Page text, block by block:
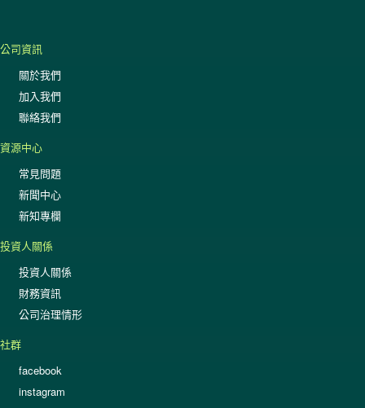
公司資訊
關於我們
加入我們
聯絡我們
資源中心
常見問題
新聞中心
新知專欄
投資人關係
投資人關係
財務資訊
公司治理情形
社群
facebook
instagram